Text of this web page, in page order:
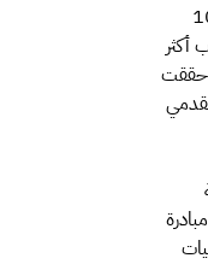
وصول عدد اشتراكات إنترنت الأشياء إلى أكثر من 10
أكثر
وكالة تجارية، فيما حققت
في عدد مقدمي الخدمات لأكثر من ضعفين ليصل إلى 31 مقدم خدمة منها 3 مقدمي
الإرشادية كرسملة البرمجيات، وتصنيف سوق تقنية المعلومات، وتنظيمات الحوسبة وإنترنت الأشياء، كما أطلقت 12 مبادرة